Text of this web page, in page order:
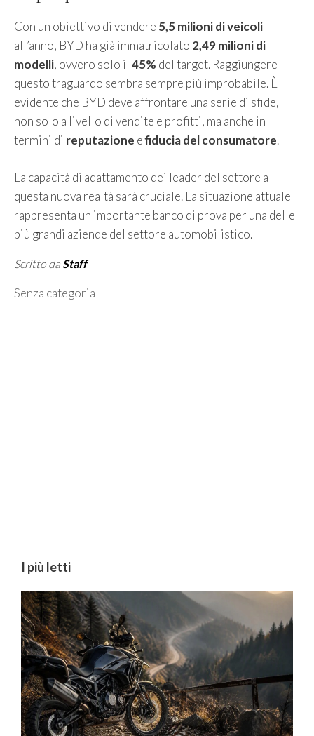
Con un obiettivo di vendere 5,5 milioni di veicoli
all’anno, BYD ha già immatricolato 2,49 milioni di
modelli, ovvero solo il 45% del target. Raggiungere
questo traguardo sembra sempre più improbabile. È
evidente che BYD deve affrontare una serie di sfide,
non solo a livello di vendite e profitti, ma anche in
termini di reputazione efiducia del consumatore.
La capacità di adattamento dei leader del settore a
questa nuova realtà sarà cruciale. La situazione attuale
rappresenta un importante banco di prova per una delle
più grandi aziende del settore automobilistico.
Scritto da Staff
Categorie
Senza categoria
I più letti